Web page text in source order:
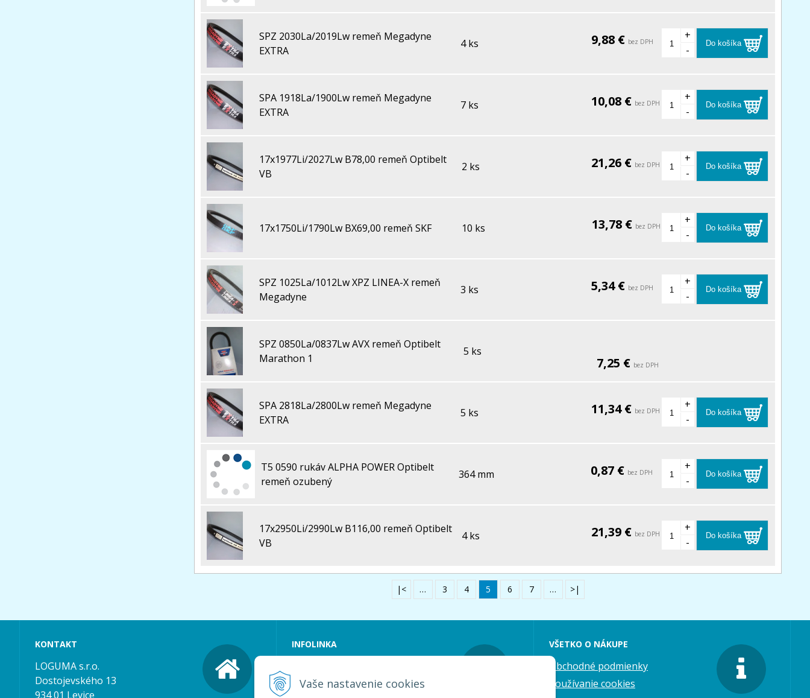
Vaše nastavenie cookies
SPZ 2030La/2019Lw remeň Megadyne
EXTRA
4 ks 9,88 € bez DPH
+
-
Do košíka
SPA 1918La/1900Lw remeň Megadyne
EXTRA
7 ks 10,08 € bez DPH
+
-
Do košíka
17x1977Li/2027Lw B78,00 remeň Optibelt
VB
2 ks 21,26 € bez DPH
+
-
Do košíka
17x1750Li/1790Lw BX69,00 remeň SKF 10 ks 13,78 € bez DPH
+
-
Do košíka
SPZ 1025La/1012Lw XPZ LINEA-X remeň
Megadyne
3 ks 5,34 € bez DPH
+
-
Do košíka
SPZ 0850La/0837Lw AVX remeň Optibelt
Marathon 1
5 ks
7,25 € bez DPH
SPA 2818La/2800Lw remeň Megadyne
EXTRA
5 ks 11,34 € bez DPH
+
-
Do košíka
T5 0590 rukáv ALPHA POWER Optibelt
remeň ozubený
364 mm 0,87 € bez DPH
+
-
Do košíka
17x2950Li/2990Lw B116,00 remeň Optibelt
VB
4 ks 21,39 € bez DPH
+
-
Do košíka
|< … 3 4 5 6 7 … >|
KONTAKT
LOGUMA s.r.o.
Dostojevského 13
934 01 Levice
INFOLINKA
E-mail: loguma@loguma.sk
VŠETKO O NÁKUPE
Obchodné podmienky
Používanie cookies